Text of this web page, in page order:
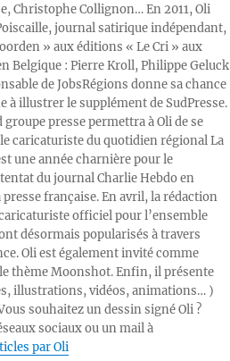
Christophe Collignon… En 2011, Oli
journal satirique indépendant,
» aux éditions « Le Cri » aux
Belgique : Pierre Kroll, Philippe Geluck
de JobsRégions donne sa chance
à illustrer le supplément de SudPresse.
presse permettra à Oli de se
caricaturiste du quotidien régional La
une année charnière pour le
du journal Charlie Hebdo en
française. En avril, la rédaction
officiel pour l’ensemble
désormais popularisés à travers
Oli est également invité comme
thème Moonshot. Enfin, il présente
illustrations, vidéos, animations… )
souhaitez un dessin signé Oli ?
sociaux ou un mail à
par Oli